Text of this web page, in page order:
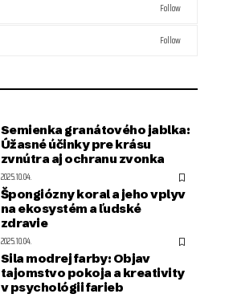
Follow
Follow
Semienka granátového jablka:
Úžasné účinky pre krásu
zvnútra aj ochranu zvonka
2025.10.04.
Špongiózny koral a jeho vplyv
na ekosystém a ľudské
zdravie
2025.10.04.
Sila modrej farby: Objav
tajomstvo pokoja a kreativity
v psychológii farieb